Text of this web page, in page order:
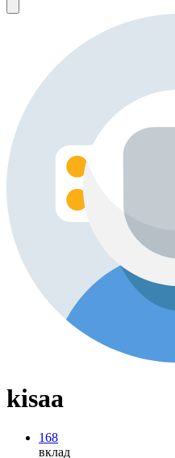
kisaa
168
вклад